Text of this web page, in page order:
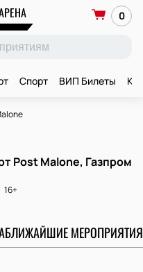
0
Спорт ВИП Билеты
Post Malone, Газпром
16+
БЛИЖАЙШИЕ МЕРОПРИЯТИЯ